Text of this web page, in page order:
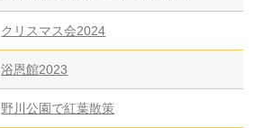
クリスマス会2024
浴恩館2023
野川公園で紅葉散策